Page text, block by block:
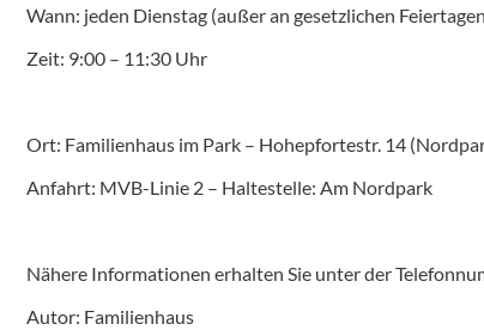
Wann: jeden Dienstag (außer an gesetzlichen
Zeit: 9:00 – 11:30 Uhr
Ort: Familienhaus im Park – Hohepfortestr. 14
Anfahrt: MVB-Linie 2 – Haltestelle: Am Nordpark
Nähere Informationen erhalten Sie unter der
Autor: Familienhaus